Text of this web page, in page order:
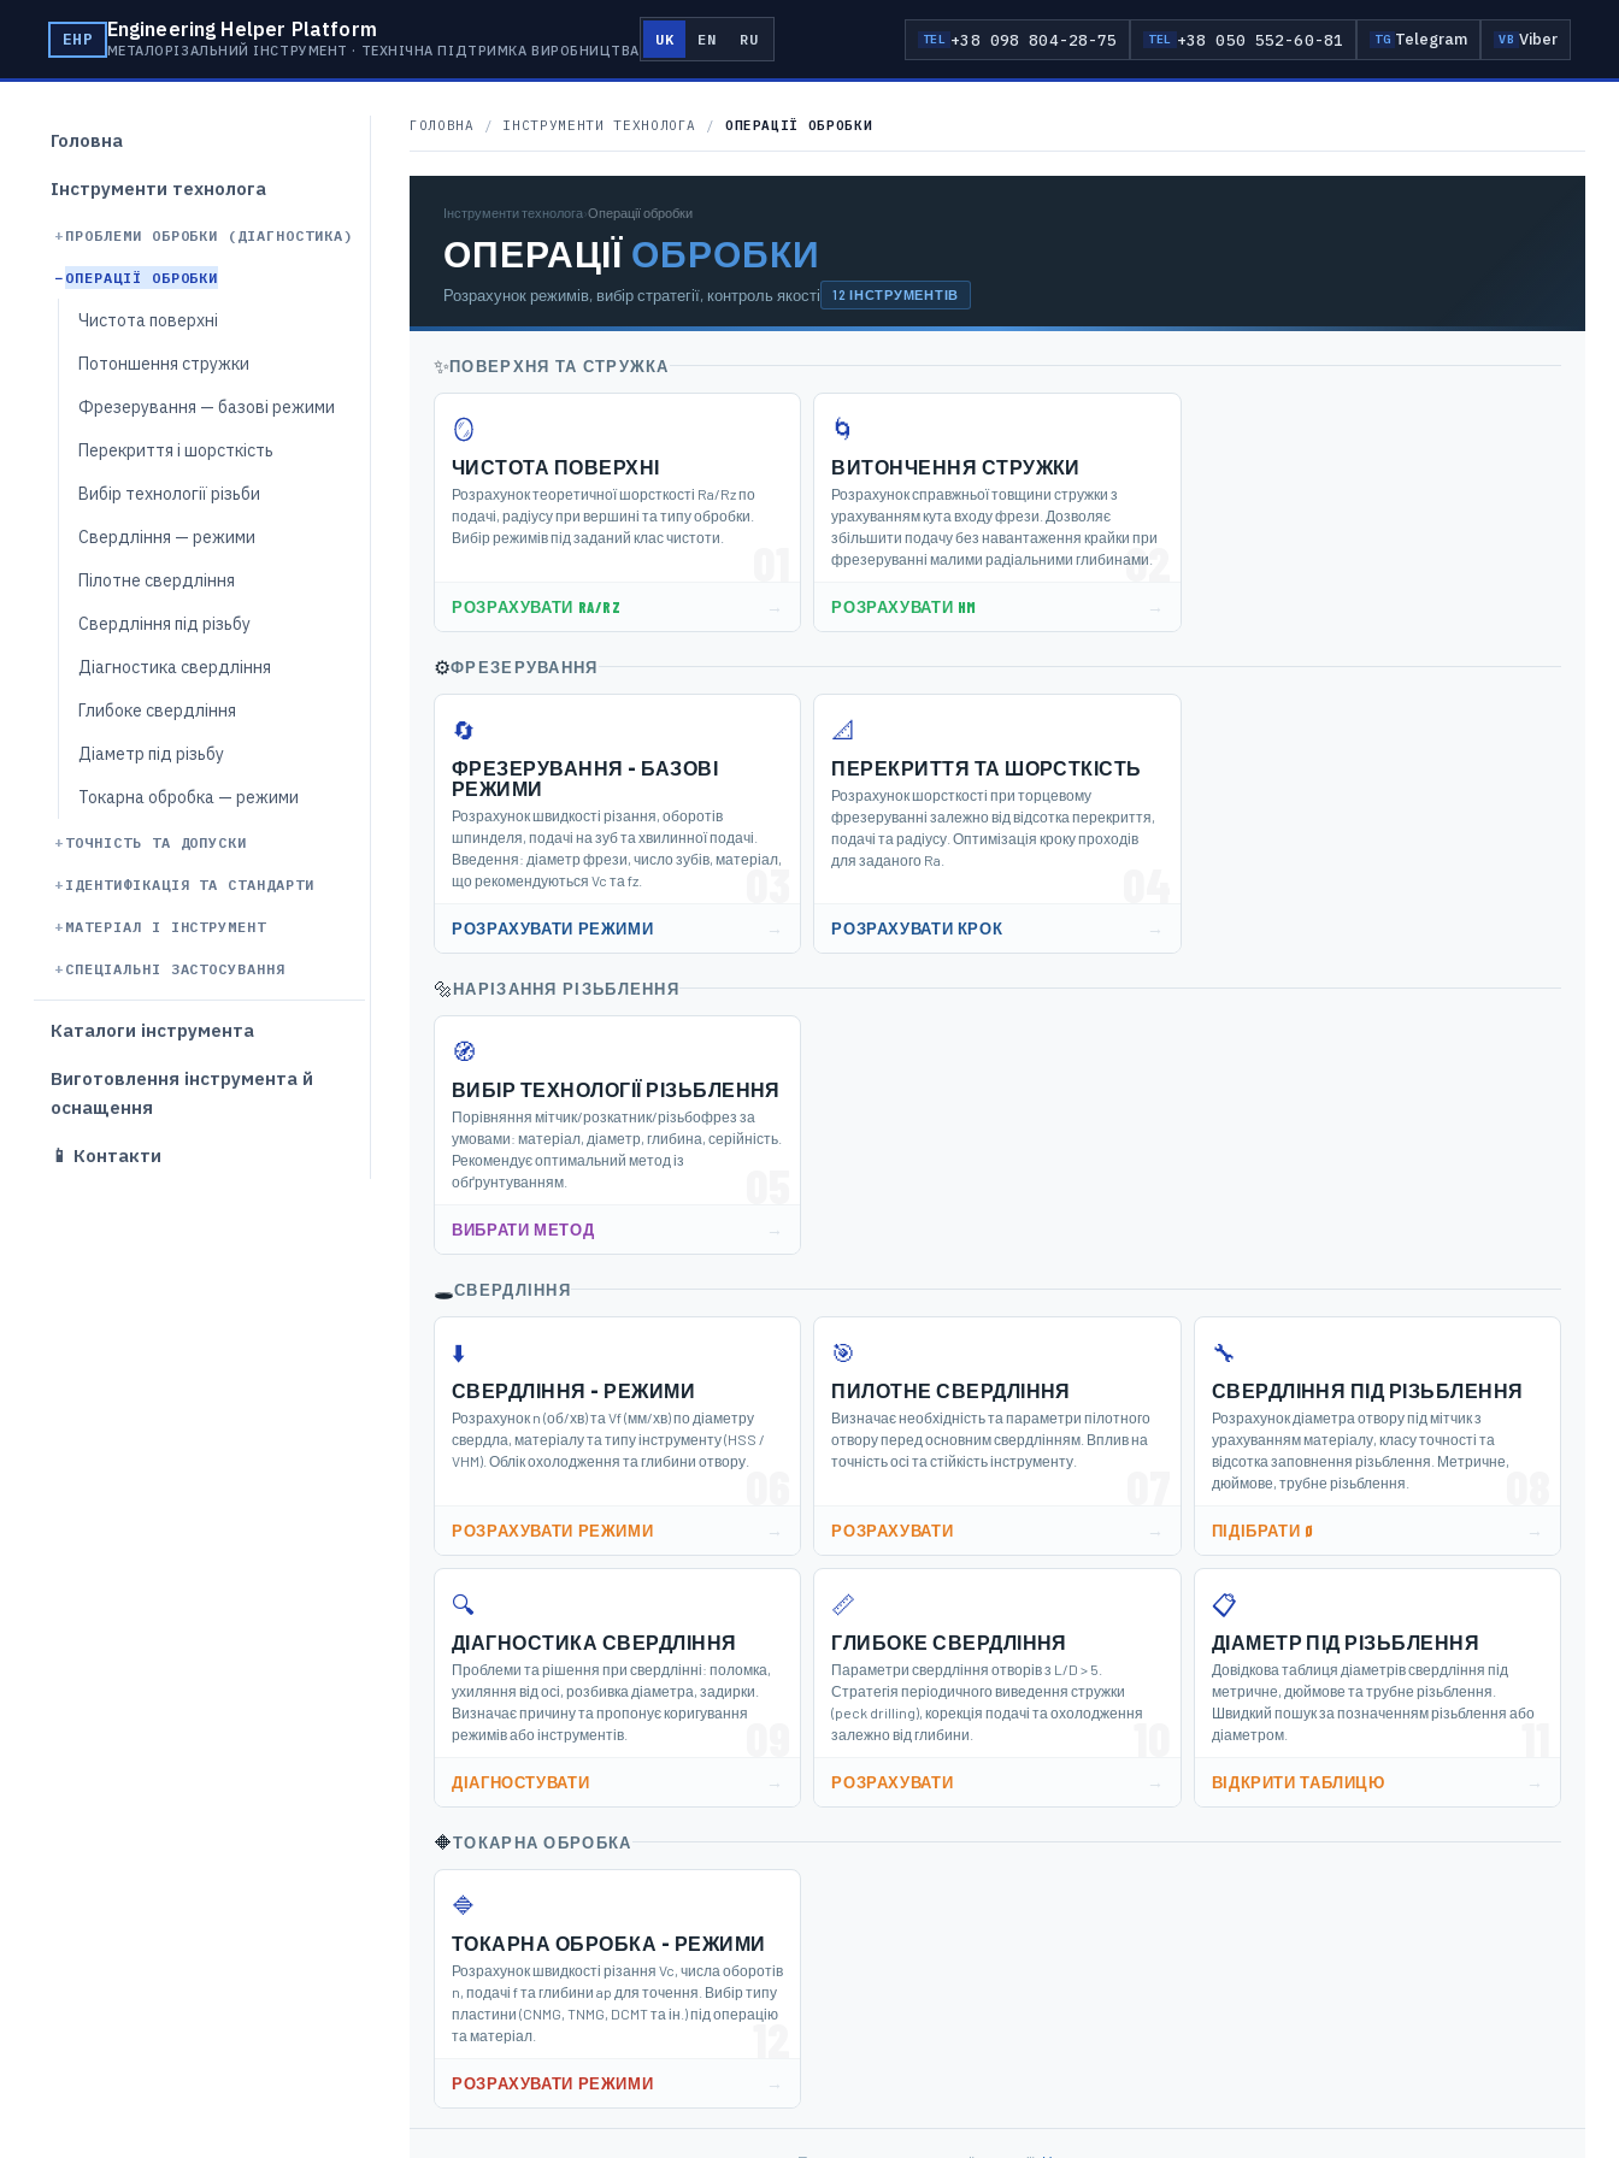
EHP Engineering Helper Platform
МЕТАЛОРІЗАЛЬНИЙ ІНСТРУМЕНТ · ТЕХНІЧНА ПІДТРИМКА ВИРОБНИЦТВА
UK EN RU TEL +38 098 804-28-75 TEL +38 050 552-60-81 TG Telegram VB Viber
Головна
Інструменти технолога
ПРОБЛЕМИ ОБРОБКИ (ДІАГНОСТИКА)
ОПЕРАЦІЇ ОБРОБКИ
Чистота поверхні
Потоншення стружки
Фрезерування — базові режими
Перекриття і шорсткість
Вибір технології різьби
Свердління — режими
Пілотне свердління
Свердління під різьбу
Діагностика свердління
Глибоке свердління
Діаметр під різьбу
Токарна обробка — режими
ТОЧНІСТЬ ТА ДОПУСКИ
ІДЕНТИФІКАЦІЯ ТА СТАНДАРТИ
МАТЕРІАЛ І ІНСТРУМЕНТ
СПЕЦІАЛЬНІ ЗАСТОСУВАННЯ
Каталоги інструмента
Виготовлення інструмента й
оснащення
📱 Контакти
ГОЛОВНА / ІНСТРУМЕНТИ ТЕХНОЛОГА / ОПЕРАЦІЇ ОБРОБКИ
Інструменти технолога ›Операції обробки
ОПЕРАЦІЇ ОБРОБКИ
Розрахунок режимів, вибір стратегії, контроль якості 12 ІНСТРУМЕНТІВ
✨ПОВЕРХНЯ ТА СТРУЖКА
🪞
ЧИСТОТА ПОВЕРХНІ
Розрахунок теоретичної шорсткості Ra/Rz по
подачі, радіусу при вершині та типу обробки.
Вибір режимів під заданий клас чистоти.
РОЗРАХУВАТИ RA/RZ →
02
🌀
ВИТОНЧЕННЯ СТРУЖКИ
Розрахунок справжньої товщини стружки з
урахуванням кута входу фрези. Дозволяє
збільшити подачу без навантаження крайки при
фрезеруванні малими радіальними глибинами.
РОЗРАХУВАТИ HM →
⚙️ФРЕЗЕРУВАННЯ
03
🔄
ФРЕЗЕРУВАННЯ - БАЗОВІ
РЕЖИМИ
Розрахунок швидкості різання, оборотів
шпинделя, подачі на зуб та хвилинної подачі.
Введення: діаметр фрези, число зубів, матеріал,
що рекомендуються Vc та fz.
РОЗРАХУВАТИ РЕЖИМИ →
📐
ПЕРЕКРИТТЯ ТА ШОРСТКІСТЬ
Розрахунок шорсткості при торцевому
фрезеруванні залежно від відсотка перекриття,
подачі та радіусу. Оптимізація кроку проходів
для заданого Ra.
РОЗРАХУВАТИ КРОК →
🔩НАРІЗАННЯ РІЗЬБЛЕННЯ
🧭
ВИБІР ТЕХНОЛОГІЇ РІЗЬБЛЕННЯ
Порівняння мітчик/розкатник/різьбофрез за
умовами: матеріал, діаметр, глибина, серійність.
Рекомендує оптимальний метод із
обґрунтуванням.
ВИБРАТИ МЕТОД →
🕳️СВЕРДЛІННЯ
06
⬇️
СВЕРДЛІННЯ - РЕЖИМИ
Розрахунок n (об/хв) та Vf (мм/хв) по діаметру
свердла, матеріалу та типу інструменту (HSS /
VHM). Облік охолодження та глибини отвору.
РОЗРАХУВАТИ РЕЖИМИ →
🎯
ПИЛОТНЕ СВЕРДЛІННЯ
Визначає необхідність та параметри пілотного
отвору перед основним свердлінням. Вплив на
точність осі та стійкість інструменту.
РОЗРАХУВАТИ →
08
🔧
СВЕРДЛІННЯ ПІД РІЗЬБЛЕННЯ
Розрахунок діаметра отвору під мітчик з
урахуванням матеріалу, класу точності та
відсотка заповнення різьблення. Метричне,
дюймове, трубне різьблення.
ПІДІБРАТИ Ø →
09
🔍
ДІАГНОСТИКА СВЕРДЛІННЯ
Проблеми та рішення при свердлінні: поломка,
ухиляння від осі, розбивка діаметра, задирки.
Визначає причину та пропонує коригування
режимів або інструментів.
ДІАГНОСТУВАТИ →
10
📏
ГЛИБОКЕ СВЕРДЛІННЯ
Параметри свердління отворів з L/D > 5.
Стратегія періодичного виведення стружки
(peck drilling), корекція подачі та охолодження
залежно від глибини.
РОЗРАХУВАТИ →
11
📋
ДІАМЕТР ПІД РІЗЬБЛЕННЯ
Довідкова таблиця діаметрів свердління під
метричне, дюймове та трубне різьблення.
Швидкий пошук за позначенням різьблення або
діаметром.
ВІДКРИТИ ТАБЛИЦЮ →
🔶ТОКАРНА ОБРОБКА
12
🔷
ТОКАРНА ОБРОБКА - РЕЖИМИ
Розрахунок швидкості різання Vc, числа оборотів
n, подачі f та глибини ap для точення. Вибір типу
пластини (CNMG, TNMG, DCMT та ін.) під операцію
та матеріал.
РОЗРАХУВАТИ РЕЖИМИ →